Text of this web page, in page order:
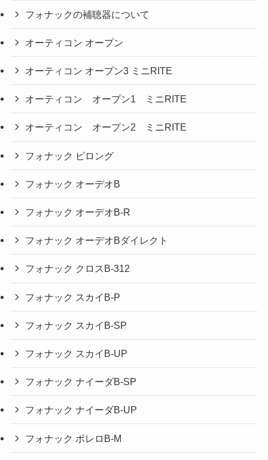
フォナックの補聴器について
オーティコン オープン
オーティコン オープン3 ミニRITE
オーティコン オープン1 ミニRITE
オーティコン オープン2 ミニRITE
フォナック ビロング
フォナック オーデオB
フォナック オーデオB-R
フォナック オーデオBダイレクト
フォナック クロスB-312
フォナック スカイB-P
フォナック スカイB-SP
フォナック スカイB-UP
フォナック ナイーダB-SP
フォナック ナイーダB-UP
フォナック ボレロB-M